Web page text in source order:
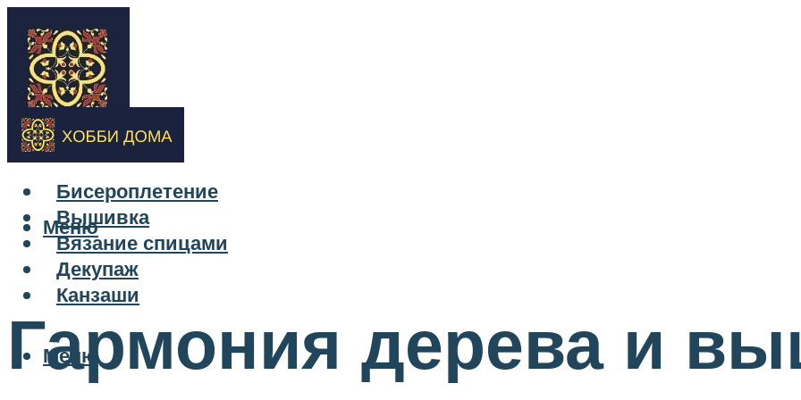
Бисероплетение
Вышивка
Вязание спицами
Декупаж
Канзаши
Меню
Меню
Гармония дерева и